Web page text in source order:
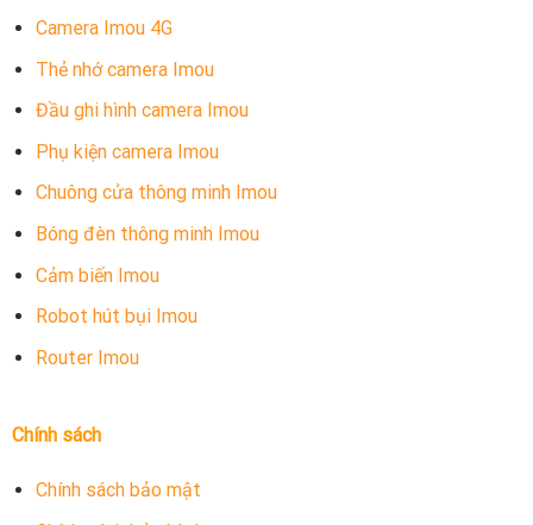
Camera Imou 4G
Thẻ nhớ camera Imou
Đầu ghi hình camera Imou
Phụ kiện camera Imou
Chuông cửa thông minh Imou
Bóng đèn thông minh Imou
Cảm biến Imou
Robot hút bụi Imou
Router Imou
Chính sách
Chính sách bảo mật